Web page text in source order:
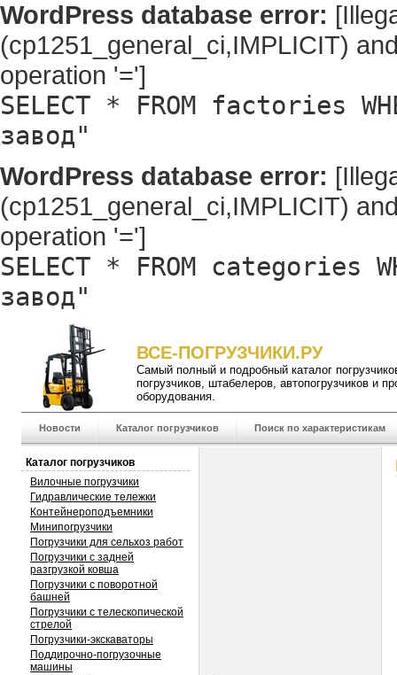
WordPress database error:
(cp1251_general_ci,IMPLICIT)
operation '=']
SELECT * FROM factories
завод"
WordPress database error:
(cp1251_general_ci,IMPLICIT)
operation '=']
SELECT * FROM categories
завод"
ВСЕ-ПОГРУЗЧИКИ.РУ
Самый полный и подробный каталог
погрузчиков, штабелеров, автопогрузчиков и
оборудования.
Новости Каталог погрузчиков Поиск по характеристикам
Каталог погрузчиков
Вилочные погрузчики
Гидравлические тележки
Контейнероподъемники
Минипогрузчики
Погрузчики для сельхоз работ
Погрузчики с задней
разгрузкой ковша
Погрузчики с поворотной
башней
Погрузчики с телескопической
стрелой
Погрузчики-экскаваторы
Поддирочно-погрузочные
машины